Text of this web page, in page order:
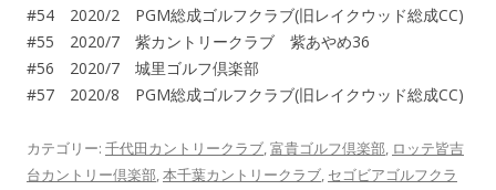
#54 2020/2 PGM総成ゴルフクラブ(旧レイクウッド総成CC)
#55 2020/7 紫カントリークラブ 紫あやめ36
#56 2020/7 城里ゴルフ倶楽部
#57 2020/8 PGM総成ゴルフクラブ(旧レイクウッド総成CC)
カテゴリー: 千代田カントリークラブ,富貴ゴルフ倶楽部, ロッテ皆吉
台カントリー倶楽部,本千葉カントリークラブ, セゴビアゴルフクラ